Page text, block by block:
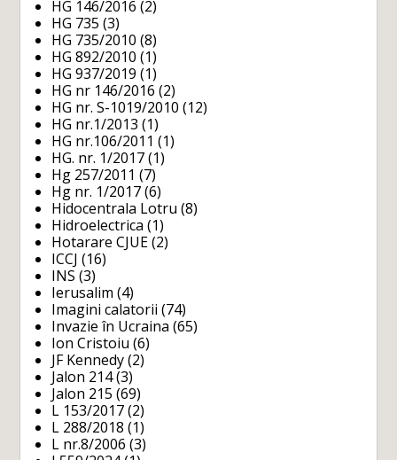
HG 146/2016 (2)
HG 735 (3)
HG 735/2010 (8)
HG 892/2010 (1)
HG 937/2019 (1)
HG nr 146/2016 (2)
HG nr. S-1019/2010 (12)
HG nr.1/2013 (1)
HG nr.106/2011 (1)
HG. nr. 1/2017 (1)
Hg 257/2011 (7)
Hg nr. 1/2017 (6)
Hidocentrala Lotru (8)
Hidroelectrica (1)
Hotarare CJUE (2)
ICCJ (16)
INS (3)
Ierusalim (4)
Imagini calatorii (74)
Invazie în Ucraina (65)
Ion Cristoiu (6)
JF Kennedy (2)
Jalon 214(3)
Jalon 215 (69)
L 153/2017 (2)
L 288/2018 (1)
L nr.8/2006 (3)